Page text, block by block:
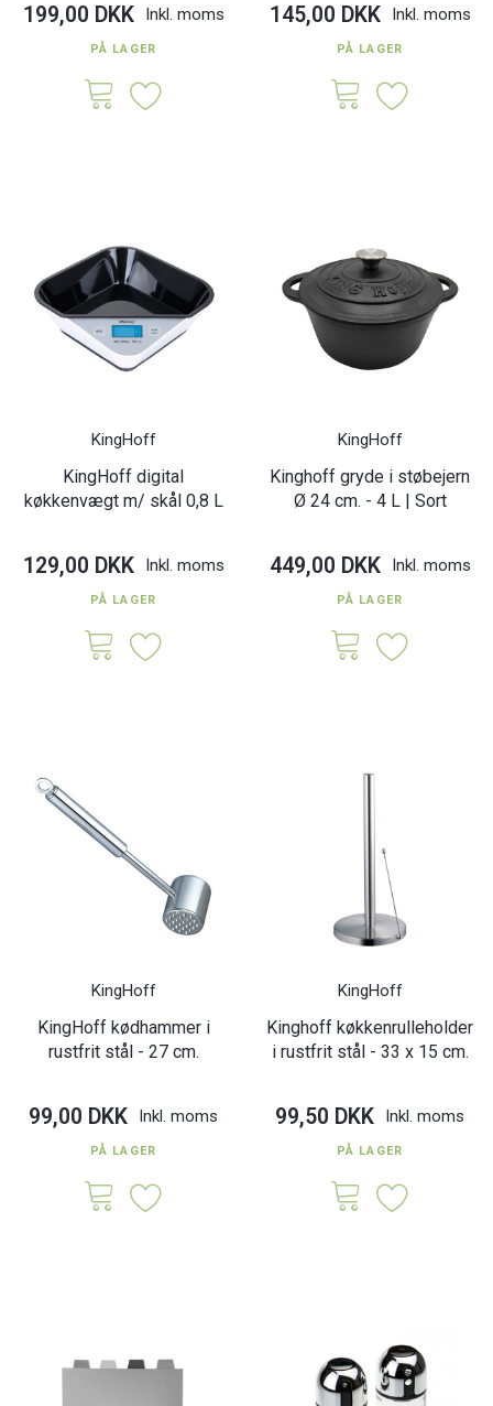
199,00 DKK Inkl. moms
PÅ LAGER
145,00 DKK Inkl. moms
PÅ LAGER
KingHoff
KingHoff digital
køkkenvægt m/ skål 0,8 L
129,00 DKK Inkl. moms
PÅ LAGER
KingHoff
Kinghoff gryde i støbejern
Ø 24 cm. - 4 L | Sort
449,00 DKK Inkl. moms
PÅ LAGER
KingHoff
KingHoff kødhammer i
rustfrit stål - 27 cm.
99,00 DKK Inkl. moms
PÅ LAGER
KingHoff
Kinghoff køkkenrulleholder
i rustfrit stål - 33 x 15 cm.
99,50 DKK Inkl. moms
PÅ LAGER